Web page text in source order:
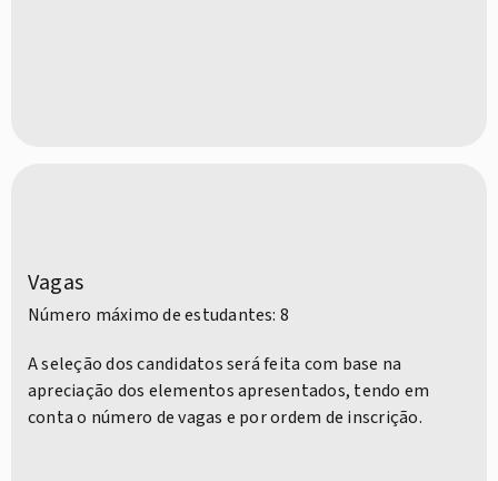
Vagas
Número máximo de estudantes: 8
A seleção dos candidatos será feita com base na
apreciação dos elementos apresentados, tendo em
conta o número de vagas e por ordem de inscrição.